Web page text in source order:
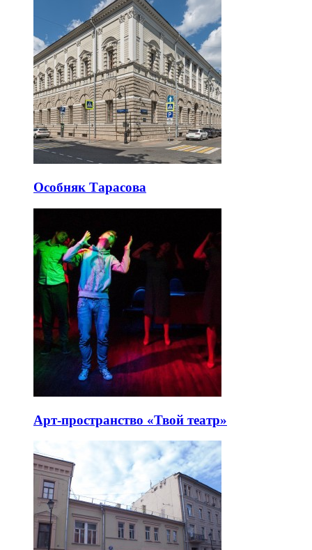
Особняк Тарасова
Арт-пространство «Твой театр»